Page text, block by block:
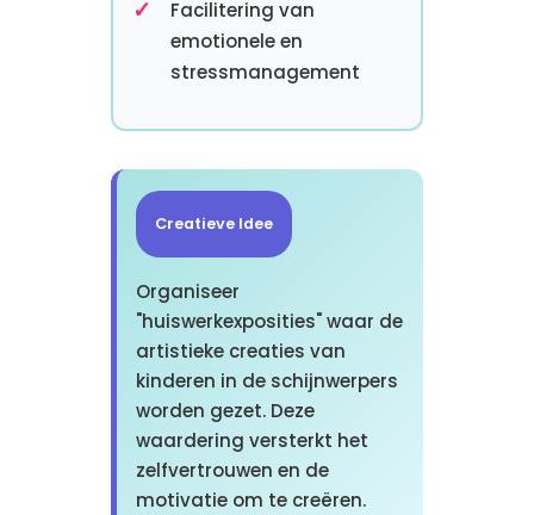
Facilitering van
emotionele en
stressmanagement
Creatieve Idee
Organiseer
"huiswerkexposities" waar de
artistieke creaties van
kinderen in de schijnwerpers
worden gezet. Deze
waardering versterkt het
zelfvertrouwen en de
motivatie om te creëren.